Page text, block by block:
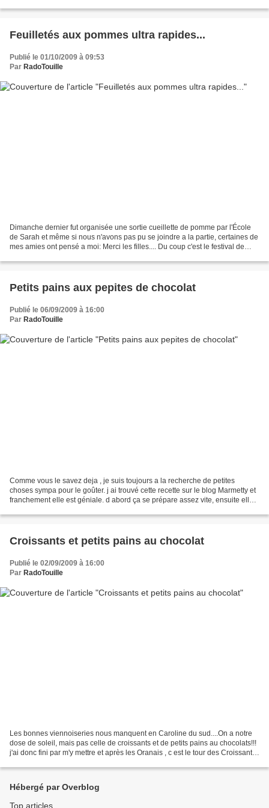
Feuilletés aux pommes ultra rapides...
Publié le 01/10/2009 à 09:53
Par RadoTouille
Dimanche dernier fut organisée une sortie cueillette de pomme par l'École
de Sarah et même si nous n'avons pas pu se joindre a la partie, certaines de
mes amies ont pensé a moi: Merci les filles.... Du coup c'est le festival de
Petits pains aux pepites de chocolat
Publié le 06/09/2009 à 16:00
Par RadoTouille
Comme vous le savez deja , je suis toujours a la recherche de petites
choses sympa pour le goûter. j ai trouvé cette recette sur le blog Marmetty et
franchement elle est géniale. d abord ça se prépare assez vite, ensuite elle
Croissants et petits pains au chocolat
Publié le 02/09/2009 à 16:00
Par RadoTouille
Les bonnes viennoiseries nous manquent en Caroline du sud....On a notre
dose de soleil, mais pas celle de croissants et de petits pains au chocolats!!!
j'ai donc fini par m'y mettre et après les Oranais , c est le tour des Croissants.
Hébergé par Overblog
Top articles